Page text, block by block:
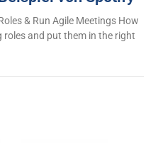
& Run Agile Meetings How
and put them in the right